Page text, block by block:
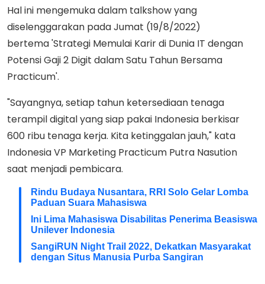
Hal ini mengemuka dalam talkshow yang
diselenggarakan pada Jumat (19/8/2022)
bertema 'Strategi Memulai Karir di Dunia IT dengan
Potensi Gaji 2 Digit dalam Satu Tahun Bersama
Practicum'.
"Sayangnya, setiap tahun ketersediaan tenaga
terampil digital yang siap pakai Indonesia berkisar
600 ribu tenaga kerja. Kita ketinggalan jauh," kata
Indonesia VP Marketing Practicum Putra Nasution
saat menjadi pembicara.
Rindu Budaya Nusantara, RRI Solo Gelar Lomba
Paduan Suara Mahasiswa
Ini Lima Mahasiswa Disabilitas Penerima Beasiswa
Unilever Indonesia
SangiRUN Night Trail 2022, Dekatkan Masyarakat
dengan Situs Manusia Purba Sangiran